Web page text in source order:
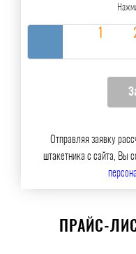
Отправляя заявку
штакетника с сайта, Вы
ПРАЙС-